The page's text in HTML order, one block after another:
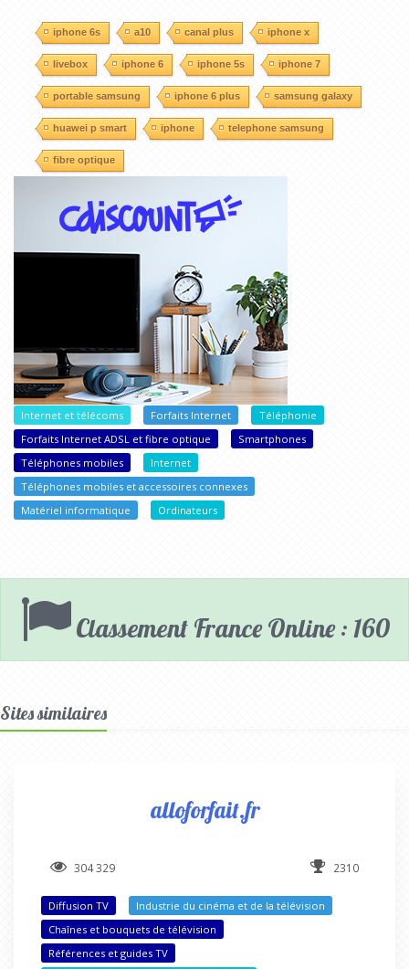
iphone 6s a10 canal plus iphone x
livebox iphone 6 iphone 5s iphone 7
portable samsung iphone 6 plus samsung galaxy
huawei p smart iphone telephone samsung
fibre optique
Internet et télécoms Forfaits Internet
Téléphonie
Forfaits Internet ADSL et fibre optique
Smartphones
Téléphones mobiles
Internet
Téléphones mobiles et accessoires connexes
Matériel informatique
Ordinateurs
Classement France Online : 160
Sites similaires
alloforfait.fr
304 329 2310
Diffusion TV
Industrie du cinéma et de la télévision
Chaînes et bouquets de télévision
Références et guides TV